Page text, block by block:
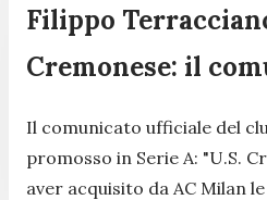
Filippo
Cremonese: il
Il comunicato ufficiale del
promosso in Serie A: "U.S.
aver acquisito da AC Milan